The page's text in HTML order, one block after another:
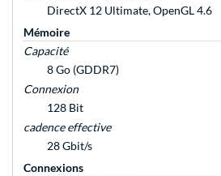
DirectX 12 Ultimate, OpenGL 4.6
Mémoire
Capacité
8 Go (GDDR7)
Connexion
128 Bit
cadence effective
28 Gbit/s
Connexions